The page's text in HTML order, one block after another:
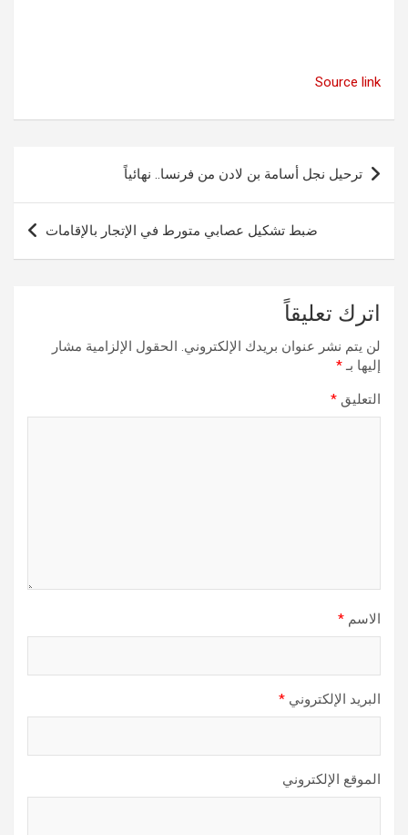
Source link
تصفّح
المقالات
ترحيل نجل أسامة بن لادن من فرنسا.. نهائياً
ضبط تشكيل عصابي متورط في الإتجار بالإقامات
اترك تعليقاً
لن يتم نشر عنوان بريدك الإلكتروني. الحقول الإلزامية مشار
إليها بـ*
التعليق *
الاسم *
البريد الإلكتروني *
الموقع الإلكتروني